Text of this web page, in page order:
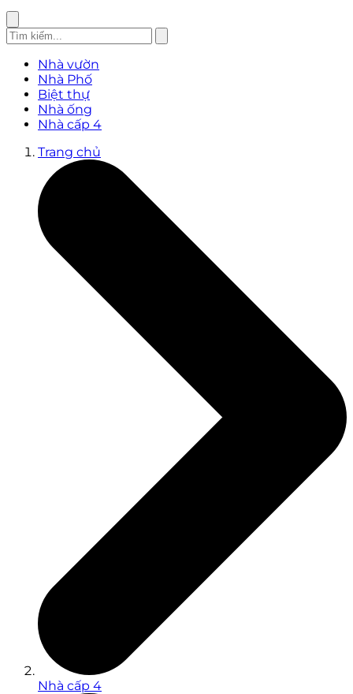
Nhà vườn
Nhà Phố
Biệt thự
Nhà ống
Nhà cấp 4
Trang chủ
Nhà cấp 4